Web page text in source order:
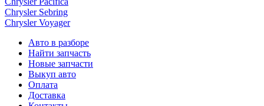
Chrysler Sebring
Chrysler Voyager
Авто в разборе
Найти запчасть
Новые запчасти
Выкуп авто
Оплата
Доставка